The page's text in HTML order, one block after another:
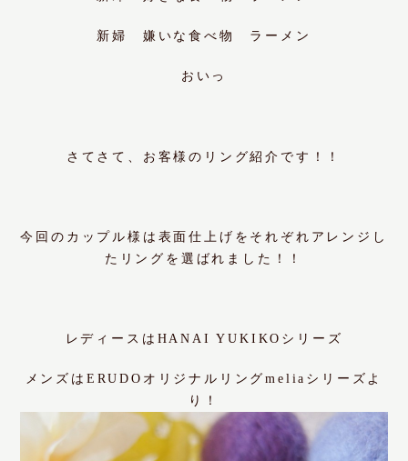
新婦 嫌いな食べ物 ラーメン
おいっ
さてさて、お客様のリング紹介です！！
今回のカップル様は表面仕上げをそれぞれアレンジし
たリングを選ばれました！！
レディースは HANAI YUKIKO シリーズ
メンズはERUDOオリジナルリングmelia シリーズよ
り！